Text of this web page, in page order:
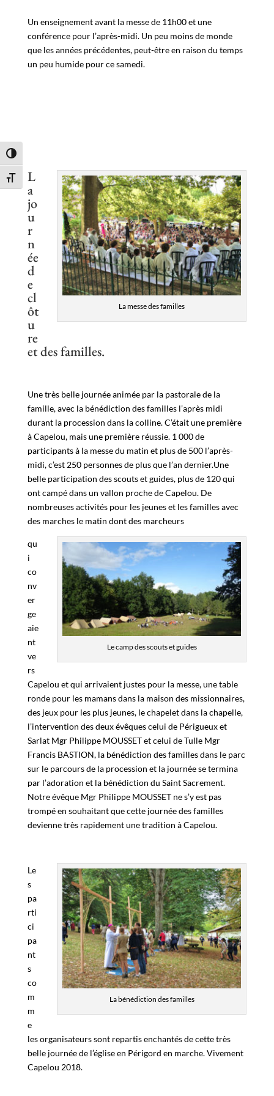
Passer en contraste élevé
Changer la taille de la police
Un enseignement avant la messe de 11h00 et une
conférence pour l’après-midi. Un peu moins de monde
que les années précédentes, peut-être en raison du temps
un peu humide pour ce samedi.
La messe des familles
L
a
jo
u
r
n
ée
d
e
cl
ôt
u
re
et des familles.
Une très belle journée animée par la pastorale de la
famille, avec la bénédiction des familles l’après midi
durant la procession dans la colline. C’était une première
à Capelou, mais une première réussie. 1 000 de
participants à la messe du matin et plus de 500 l’après-
midi, c’est 250 personnes de plus que l’an dernier.Une
belle participation des scouts et guides, plus de 120 qui
ont campé dans un vallon proche de Capelou. De
nombreuses activités pour les jeunes et les familles avec
des marches le matin dont des marcheurs
Le camp des scouts et guides
qu
i
co
nv
er
ge
aie
nt
ve
rs
Capelou et qui arrivaient justes pour la messe, une table
ronde pour les mamans dans la maison des missionnaires,
des jeux pour les plus jeunes, le chapelet dans la chapelle,
l’intervention des deux évêques celui de Périgueux et
Sarlat Mgr Philippe MOUSSET et celui de Tulle Mgr
Francis BASTION, la bénédiction des familles dans le parc
sur le parcours de la procession et la journée se termina
par l’adoration et la bénédiction du Saint Sacrement.
Notre évêque Mgr Philippe MOUSSET ne s’y est pas
trompé en souhaitant que cette journée des familles
devienne très rapidement une tradition à Capelou.
La bénédiction des familles
Le
s
pa
rti
ci
pa
nt
s
co
m
m
e
les organisateurs sont repartis enchantés de cette très
belle journée de l’église en Périgord en marche. Vivement
Capelou 2018.